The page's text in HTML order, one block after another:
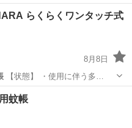
ー通勤OK＆無料駐車場あり
城県常陸大宮市》 人気の
らくらくワンタッチ式
8月8日
【状態】 ・使用に伴う多…
蚊帳